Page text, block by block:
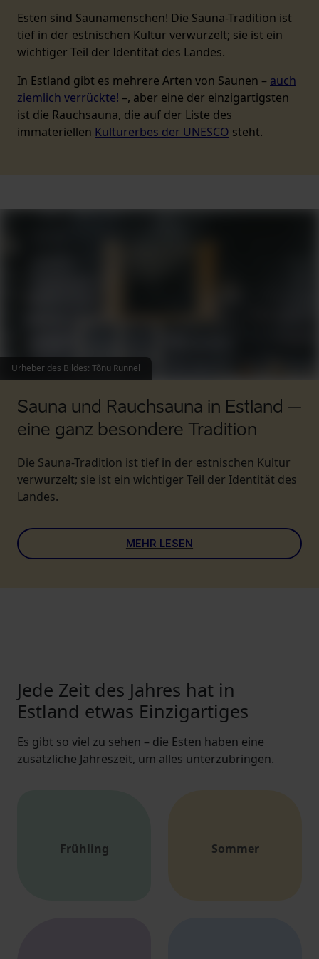
Esten sind Saunamenschen! Die Sauna-Tradition ist
tief in der estnischen Kultur verwurzelt; sie ist ein
wichtiger Teil der Identität des Landes.
In Estland gibt es mehrere Arten von Saunen – auch
ziemlich verrückte! –, aber eine der einzigartigsten
ist die Rauchsauna, die auf der Liste des
immateriellen Kulturerbes der UNESCO steht.
Urheber des Bildes: Tõnu Runnel
Sauna und Rauchsauna in Estland –
eine ganz besondere Tradition
Die Sauna-Tradition ist tief in der estnischen Kultur
verwurzelt; sie ist ein wichtiger Teil der Identität des
Landes.
MEHR LESEN
Jede Zeit des Jahres hat in
Estland etwas Einzigartiges
Es gibt so viel zu sehen – die Esten haben eine
zusätzliche Jahreszeit, um alles unterzubringen.
Frühling Sommer